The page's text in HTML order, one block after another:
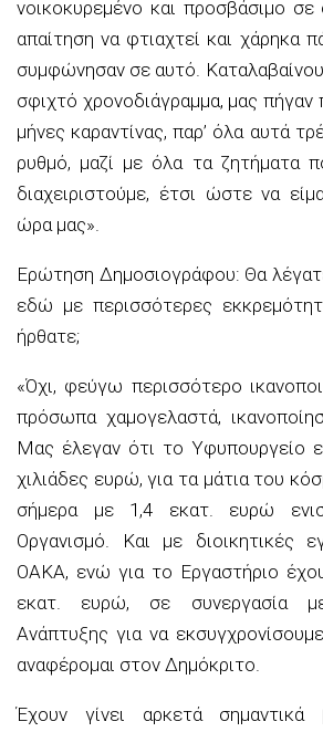
νοικοκυρεμένο και προσβάσιμο σε
απαίτηση να φτιαχτεί και χάρηκα
συμφώνησαν σε αυτό.
σφιχτό χρονοδιάγραμμα, μας πήγαν
μήνες καραντίνας, παρ’ όλα αυτά
ρυθμό, μαζί με όλα τα ζητήματα
διαχειριστούμε, έτσι ώστε να
ώρα μας».
Ερώτηση Δημοσιογράφου: Θα
εδώ με περισσότερες
ήρθατε;
«Όχι, φεύγω περισσότερο
πρόσωπα χαμογελαστά,
Μας έλεγαν ότι το Υφυπουργείο
χιλιάδες ευρώ, για τα μάτια του
σήμερα με 1,4 εκατ. ευρώ
Οργανισμό. Και με διοικητικές
ΟΑΚΑ, ενώ για το Εργαστήριο
εκατ. ευρώ, σε συνεργασία
Ανάπτυξης για να
αναφέρομαι στον Δημόκριτο.
Έχουν γίνει αρκετά